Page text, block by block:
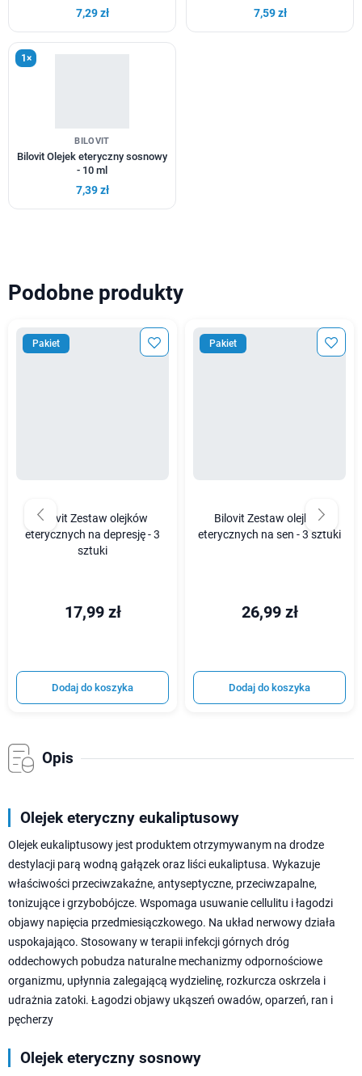
7,29 zł 7,59 zł
1×
BILOVIT
Bilovit Olejek eteryczny sosnowy
- 10 ml
7,39 zł
Podobne produkty
Pakiet
Bilovit Zestaw olejków
eterycznych na depresję - 3
sztuki
17,99 zł
Dodaj do koszyka
Pakiet
Bilovit Zestaw olejków
eterycznych na sen - 3 sztuki
26,99 zł
Dodaj do koszyka
Opis
Olejek eteryczny eukaliptusowy
Olejek eukaliptusowy jest produktem otrzymywanym na drodze
destylacji parą wodną gałązek oraz liści eukaliptusa. Wykazuje
właściwości przeciwzakaźne, antyseptyczne, przeciwzapalne,
tonizujące i grzybobójcze. Wspomaga usuwanie cellulitu i łagodzi
objawy napięcia przedmiesiączkowego. Na układ nerwowy działa
uspokajająco. Stosowany w terapii infekcji górnych dróg
oddechowych pobudza naturalne mechanizmy odpornościowe
organizmu, upłynnia zalegającą wydzielinę, rozkurcza oskrzela i
udrażnia zatoki. Łagodzi objawy ukąszeń owadów, oparzeń, ran i
pęcherzy
Olejek eteryczny sosnowy